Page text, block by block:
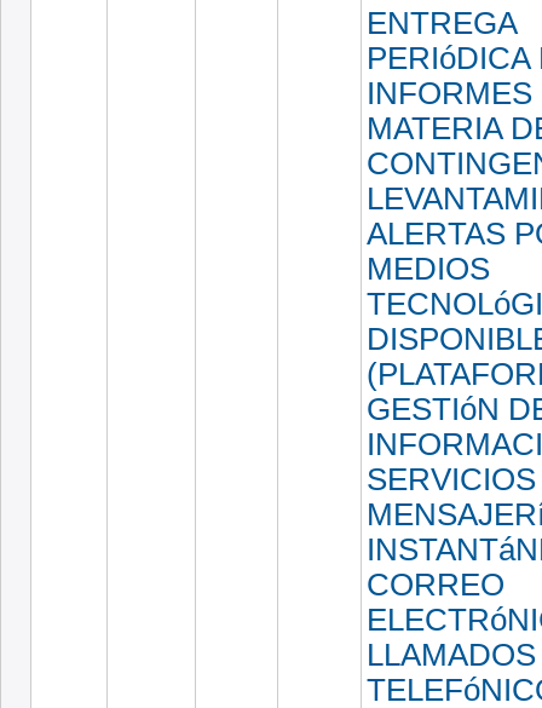
ENTREGA
PERIóDICA
INFORMES
MATERIA
ALERTAS
MEDIOS
GESTIóN
CORREO
LLAMADOS